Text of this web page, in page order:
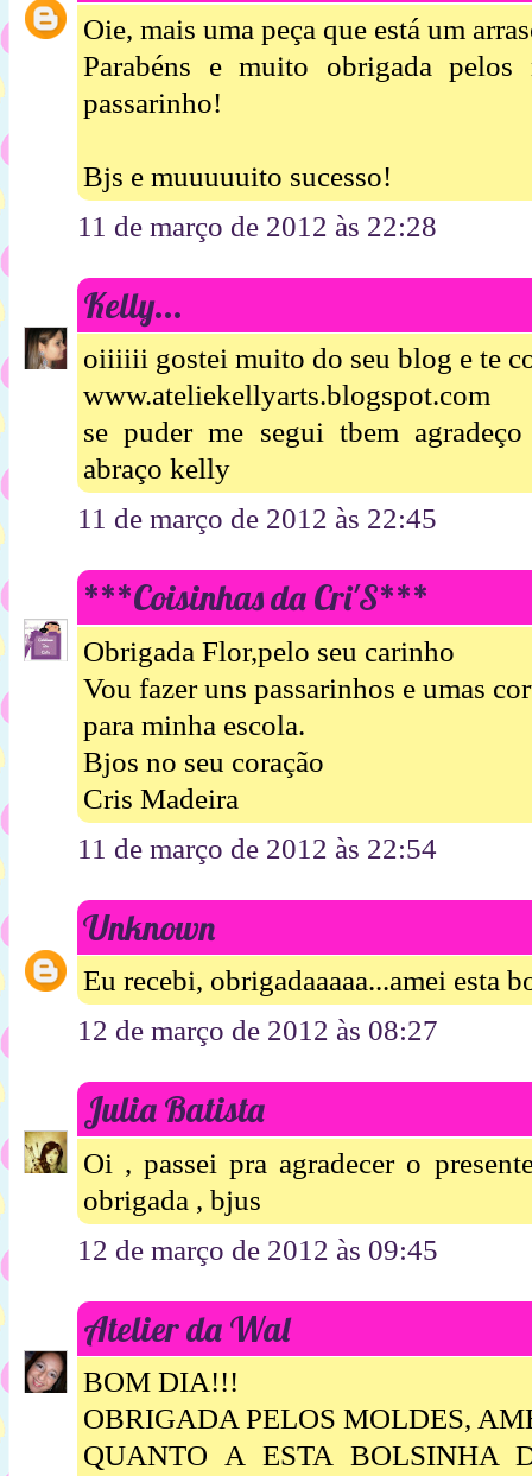
Oie, mais uma peça que está um
Parabéns e muito obrigada
passarinho!
Bjs e muuuuuito sucesso!
11 de março de 2012 às 22:28
Kelly...
oiiiiii gostei muito do seu blog e te
www.ateliekellyarts.blogspot.com
se puder me segui tbem
abraço kelly
11 de março de 2012 às 22:45
***Coisinhas da Cri'S***
Obrigada Flor,pelo seu carinho
Vou fazer uns passarinhos e umas
para minha escola.
Bjos no seu coração
Cris Madeira
11 de março de 2012 às 22:54
Unknown
Eu recebi, obrigadaaaaa...amei esta
12 de março de 2012 às 08:27
Julia Batista
Oi , passei pra agradecer o
obrigada , bjus
12 de março de 2012 às 09:45
Atelier da Wal
BOM DIA!!!
OBRIGADA PELOS MOLDES,
QUANTO A ESTA BOLSINHA